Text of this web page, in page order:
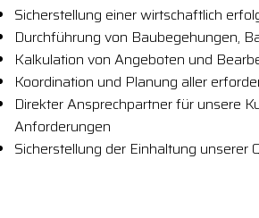
Sicherstellung einer wirtschaftlich
Durchführung von Baubegehungen,
Kalkulation von Angeboten und
Koordination und Planung aller
Direkter Ansprechpartner für unsere
Anforderungen
Sicherstellung der Einhaltung